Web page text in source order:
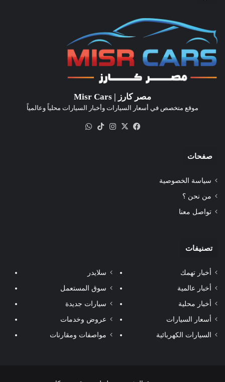
مصر كارز | Misr Cars
موقع متخصص في أسعار السيارات وأخبار السيارات محلياً وعالمياً
فيسبوك
‫X انستقرام‫TikTok
صفحات
سياسة الخصوصية
من نحن ؟
تواصل معنا
تصنيفات
أخبار تهمك
أخبار عالمية
أخبار محلية
أسعار السيارات
السيارات الكهربائية
سلايدر
سوق المستعمل
سيارات جديدة
عروض وخدمات
مواصفات ومقارنات